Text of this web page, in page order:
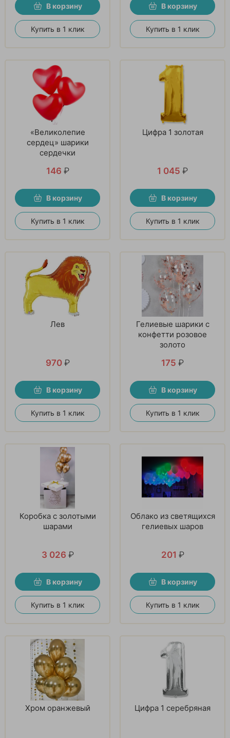
В корзину
Купить в 1 клик
В корзину
Купить в 1 клик
«Великолепие
сердец» шарики
сердечки
146 ₽
В корзину
Купить в 1 клик
Цифра 1 золотая
1 045 ₽
В корзину
Купить в 1 клик
Лев
970 ₽
В корзину
Купить в 1 клик
Гелиевые шарики с
конфетти розовое
золото
175 ₽
В корзину
Купить в 1 клик
Коробка с золотыми
шарами
3 026 ₽
В корзину
Купить в 1 клик
Облако из светящихся
гелиевых шаров
201 ₽
В корзину
Купить в 1 клик
Хром оранжевый Цифра 1 серебряная